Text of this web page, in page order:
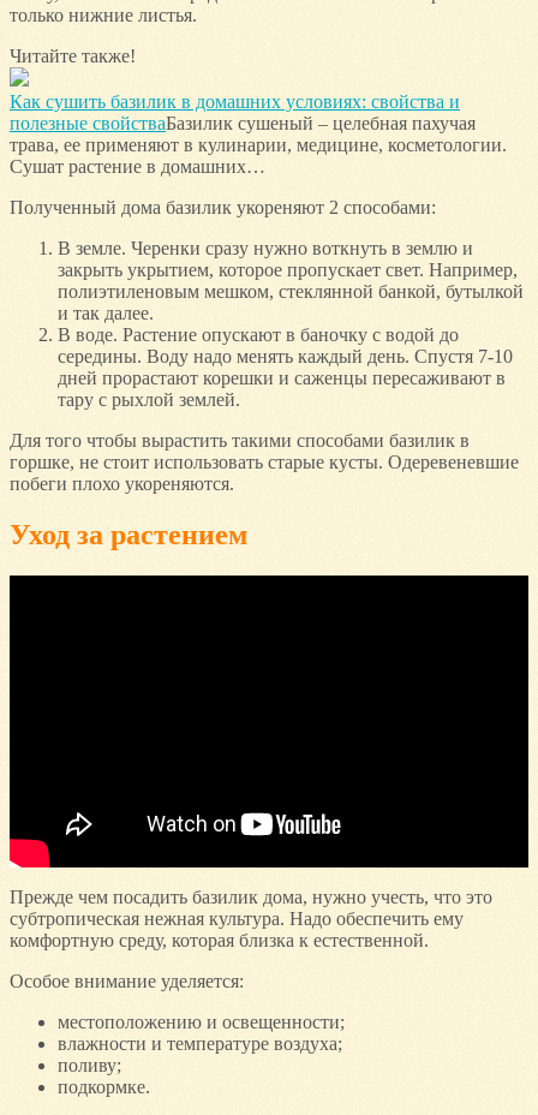
только нижние листья.
Читайте также!
Как сушить базилик в домашних условиях: свойства и
полезные свойстваБазилик сушеный – целебная пахучая
трава, ее применяют в кулинарии, медицине, косметологии.
Сушат растение в домашних…
Полученный дома базилик укореняют 2 способами:
В земле. Черенки сразу нужно воткнуть в землю и
закрыть укрытием, которое пропускает свет. Например,
полиэтиленовым мешком, стеклянной банкой, бутылкой
и так далее.
В воде. Растение опускают в баночку с водой до
середины. Воду надо менять каждый день. Спустя 7-10
дней прорастают корешки и саженцы пересаживают в
тару с рыхлой землей.
Для того чтобы вырастить такими способами базилик в
горшке, не стоит использовать старые кусты. Одеревеневшие
побеги плохо укореняются.
Уход за растением
Прежде чем посадить базилик дома, нужно учесть, что это
субтропическая нежная культура. Надо обеспечить ему
комфортную среду, которая близка к естественной.
Особое внимание уделяется:
местоположению и освещенности;
влажности и температуре воздуха;
поливу;
подкормке.